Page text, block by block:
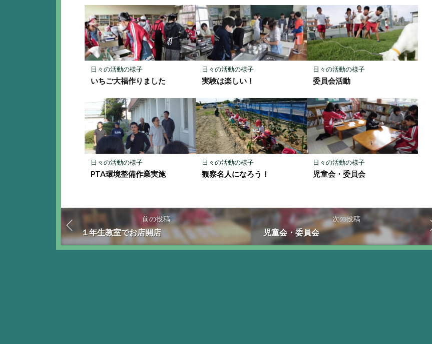
マ
ー
ク
に
保
日々の活動の様子
いちご大福作りました
日々の活動の様子
実験は楽しい！
日々の活動の様子
委員会活動
日々の活動の様子
PTA環境整備作業実施
日々の活動の様子
観察名人になろう！
日々の活動の様子
児童会・委員会
前の投稿
１年生教室でお店開店
次の投稿
児童会・委員会